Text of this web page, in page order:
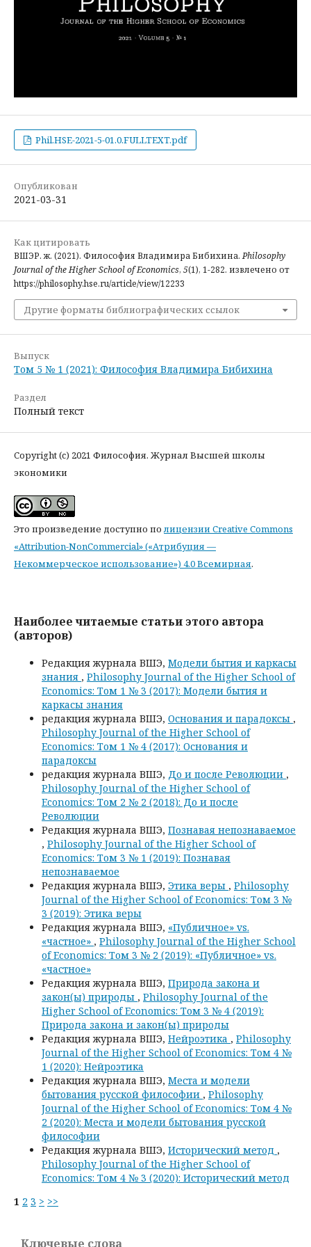
Phil.HSE-2021-5-01.0.FULLTEXT.pdf
Опубликован
2021-03-31
Как цитировать
ВШЭР. ж. (2021). Философия Владимира Бибихина.Philosophy
Journal of the Higher School of Economics, 5(1), 1-282. извлечено от
https://philosophy.hse.ru/article/view/12233
Другие форматы библиографических ссылок
Выпуск
Том 5 № 1 (2021): Философия Владимира Бибихина
Раздел
Полный текст
Copyright (c) 2021 Философия. Журнал Высшей школы
экономики
Это произведение доступно полицензии Creative Commons
«Attribution-NonCommercial» («Атрибуция —
Некоммерческое использование») 4.0 Всемирная.
Наиболее читаемые статьи этого автора
(авторов)
Редакция журнала ВШЭ, Модели бытия и каркасы
знания , Philosophy Journal of the Higher School of
Economics: Том 1 № 3 (2017): Модели бытия и
каркасы знания
редакция журнала ВШЭ, Основания и парадоксы ,
Philosophy Journal of the Higher School of
Economics: Том 1 № 4 (2017): Основания и
парадоксы
редакция журнала ВШЭ, До и после Революции ,
Philosophy Journal of the Higher School of
Economics: Том 2 № 2 (2018): До и после
Революции
Редакция журнала ВШЭ, Познавая непознаваемое
, Philosophy Journal of the Higher School of
Economics: Том 3 № 1 (2019): Познавая
непознаваемое
Редакция журнала ВШЭ, Этика веры , Philosophy
Journal of the Higher School of Economics: Том 3 №
3 (2019): Этика веры
Редакция журнала ВШЭ, «Публичное» vs.
«частное» , Philosophy Journal of the Higher School
of Economics: Том 3 № 2 (2019): «Публичное» vs.
«частное»
Редакция журнала ВШЭ, Природа закона и
закон(ы) природы , Philosophy Journal of the
Higher School of Economics: Том 3 № 4 (2019):
Природа закона и закон(ы) природы
Редакция журнала ВШЭ, Нейроэтика , Philosophy
Journal of the Higher School of Economics: Том 4 №
1 (2020): Нейроэтика
Редакция журнала ВШЭ, Места и модели
бытования русской философии , Philosophy
Journal of the Higher School of Economics: Том 4 №
2 (2020): Места и модели бытования русской
философии
Редакция журнала ВШЭ, Исторический метод ,
Philosophy Journal of the Higher School of
Economics: Том 4 № 3 (2020): Исторический метод
1 2 3 > >>
Ключевые слова